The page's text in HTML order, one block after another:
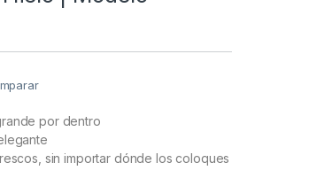
por dentro
sin importar dónde los coloques